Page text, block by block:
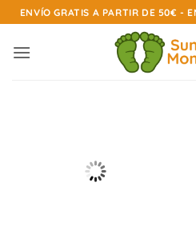
Saltar
al
contenido
ENVÍO GRATIS A PARTIR DE 50€ -